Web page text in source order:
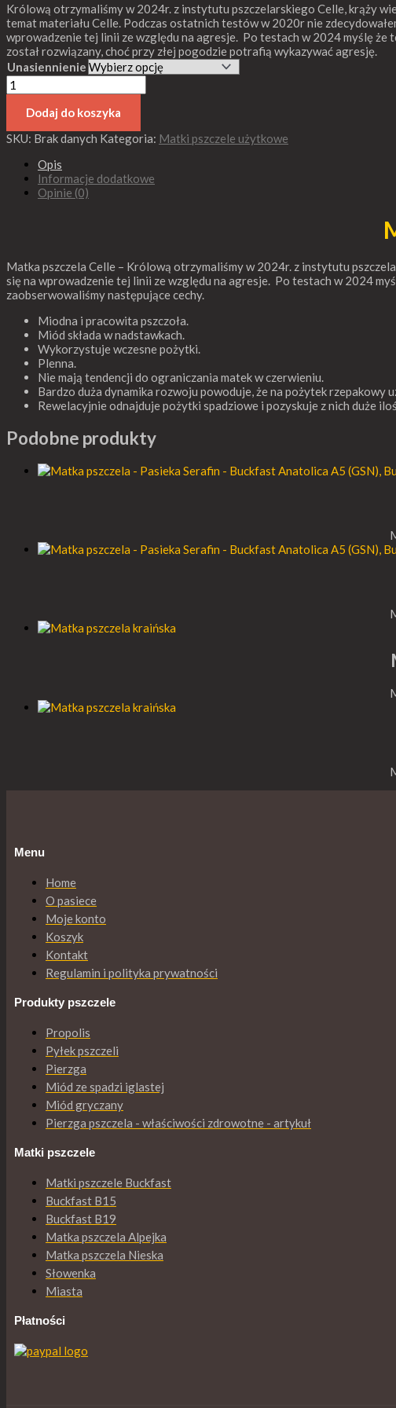
Królową otrzymaliśmy w 2024r. z instytutu pszczelarskiego Celle, krąży
temat materiału Celle. Podczas ostatnich testów w 2020r nie
wprowadzenie tej linii ze względu na agresje. Po testach w 2024 myślę że
został rozwiązany, choć przy złej pogodzie potrafią wykazywać agresję.
Unasiennienie
Dodaj do koszyka
SKU: Brak danych Kategoria: Matki pszczele użytkowe
Opis
Informacje dodatkowe
Opinie (0)
Matka pszczela Celle – Królową otrzymaliśmy w 2024r. z instytutu
się na wprowadzenie tej linii ze względu na agresje. Po testach w 2024
zaobserwowaliśmy następujące cechy.
Miodna i pracowita pszczoła.
Miód składa w nadstawkach.
Wykorzystuje wczesne pożytki.
Plenna.
Nie mają tendencji do ograniczania matek w czerwieniu.
Bardzo duża dynamika rozwoju powoduje, że na pożytek rzepakowy
Rewelacyjnie odnajduje pożytki spadziowe i pozyskuje z nich duże
Podobne produkty
Menu
Home
O pasiece
Moje konto
Koszyk
Kontakt
Regulamin i polityka prywatności
Produkty pszczele
Propolis
Pyłek pszczeli
Pierzga
Miód ze spadzi iglastej
Miód gryczany
Pierzga pszczela - właściwości zdrowotne - artykuł
Matki pszczele
Matki pszczele Buckfast
Buckfast B15
Buckfast B19
Matka pszczela Alpejka
Matka pszczela Nieska
Słowenka
Miasta
Płatności